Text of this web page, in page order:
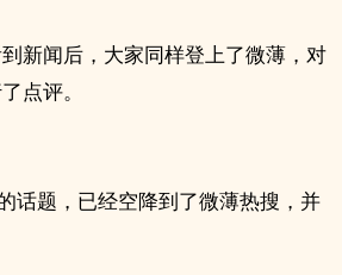
新闻后，大家同样登上了微薄，对
点评。
话题，已经空降到了微薄热搜，并